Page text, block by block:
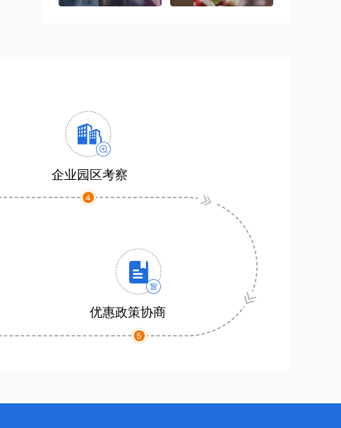
企业园区考察
优惠政策协商